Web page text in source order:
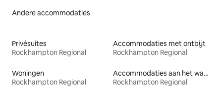
Andere accommodaties
Privésuites
Rockhampton Regional
Accommodaties met ontbijt
Rockhampton Regional
Woningen
Rockhampton Regional
Accommodaties aan het water
Rockhampton Regional